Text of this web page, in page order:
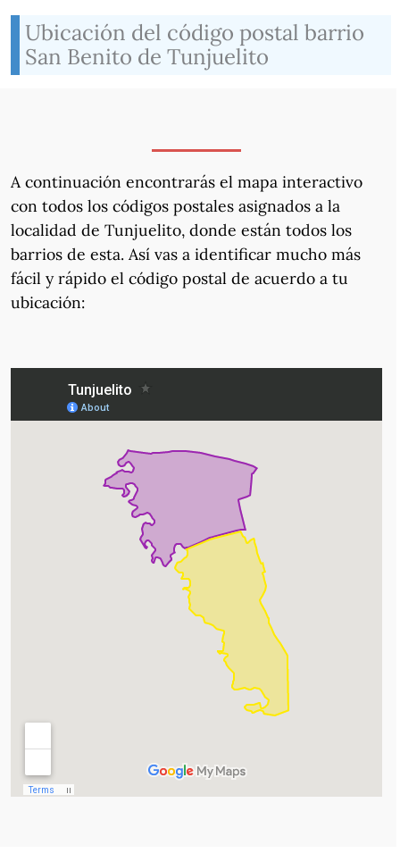
Ubicación del código postal barrio
San Benito de Tunjuelito
A continuación encontrarás el mapa interactivo
con todos los códigos postales asignados a la
localidad de Tunjuelito, donde están todos los
barrios de esta. Así vas a identificar mucho más
fácil y rápido el código postal de acuerdo a tu
ubicación: